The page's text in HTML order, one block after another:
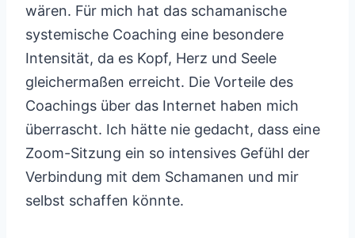
wären. Für mich hat das schamanische
systemische Coaching eine besondere
Intensität, da es Kopf, Herz und Seele
gleichermaßen erreicht. Die Vorteile des
Coachings über das Internet haben mich
überrascht. Ich hätte nie gedacht, dass eine
Zoom-Sitzung ein so intensives Gefühl der
Verbindung mit dem Schamanen und mir
selbst schaffen könnte.